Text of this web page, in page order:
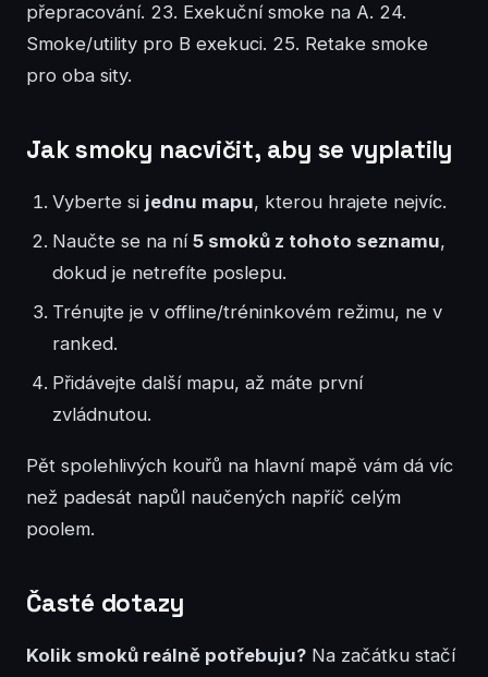
přepracování. 23. Exekuční smoke na A. 24.
Smoke/utility pro B exekuci. 25. Retake smoke
pro oba sity.
Jak smoky nacvičit, aby se vyplatily
Vyberte si jednu mapu, kterou hrajete nejvíc.
Naučte se na ní 5 smoků z tohoto seznamu,
dokud je netrefíte poslepu.
Trénujte je v offline/tréninkovém režimu, ne v
ranked.
Přidávejte další mapu, až máte první
zvládnutou.
Pět spolehlivých kouřů na hlavní mapě vám dá víc
než padesát napůl naučených napříč celým
poolem.
Časté dotazy
Kolik smoků reálně potřebuju? Na začátku stačí